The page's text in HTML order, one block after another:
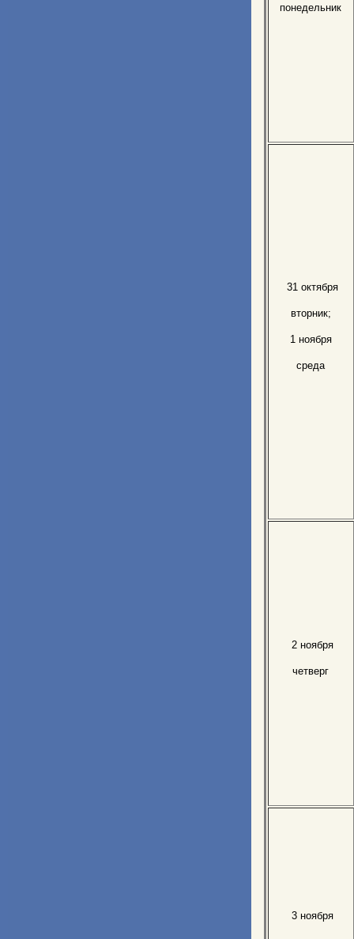
понедельник
31 октября
вторник;
1 ноября
среда
2 ноября
четверг
3 ноября